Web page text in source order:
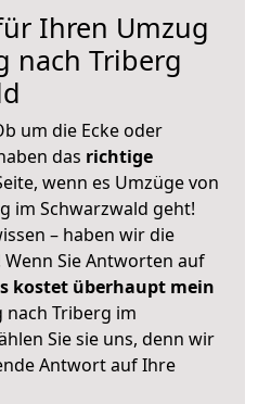
Ihren Umzug
nach Triberg
um die Ecke oder
das richtige
wenn es Umzüge von
im Schwarzwald geht!
– haben wir die
Sie Antworten auf
kostet überhaupt mein
nach Triberg im
Sie sie uns, denn wir
Antwort auf Ihre